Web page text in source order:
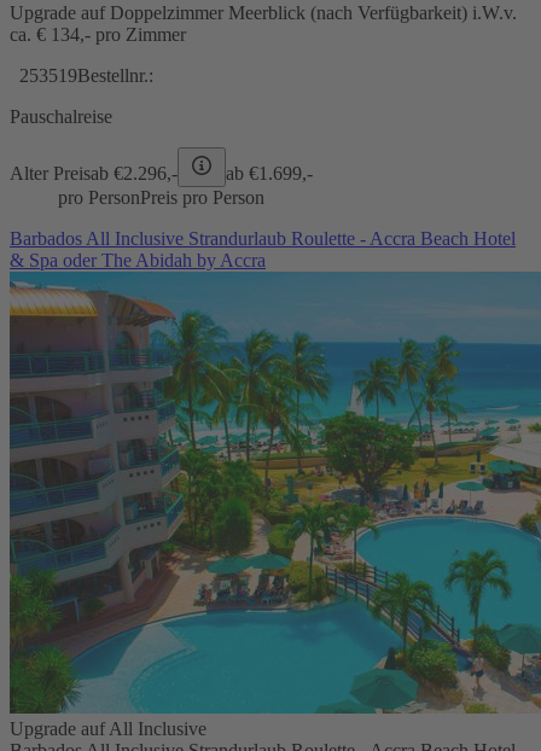
Upgrade auf Doppelzimmer Meerblick (nach Verfügbarkeit) i.W.v.
ca. € 134,- pro Zimmer
253519Bestellnr.:
Pauschalreise
Alter Preisab €2.296,- ab €1.699,-
pro PersonPreis pro Person
Barbados All Inclusive Strandurlaub Roulette - Accra Beach Hotel
& Spa oder The Abidah by Accra
Upgrade auf All Inclusive